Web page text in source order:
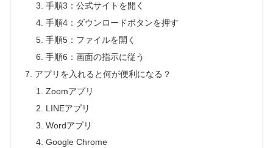
手順3：公式サイトを開く
手順4：ダウンロードボタンを押す
手順5：ファイルを開く
手順6：画面の指示に従う
アプリを入れると何が便利になる？
Zoomアプリ
LINEアプリ
Wordアプリ
Google Chrome